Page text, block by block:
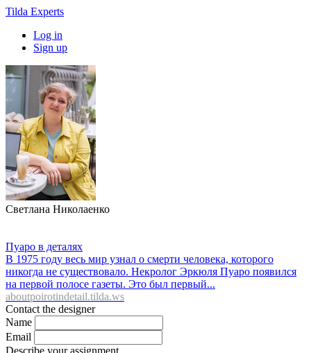
Tilda Experts
Log in
Sign up
Светлана Николаенко
Пуаро в деталях
В 1975 году весь мир узнал о смерти человека, которого
никогда не существовало. Некролог Эркюля Пуаро появился
на первой полосе газеты. Это был первый...
aboutpoirotindetail.tilda.ws
Contact the designer
Name
Email
Describe your assignment